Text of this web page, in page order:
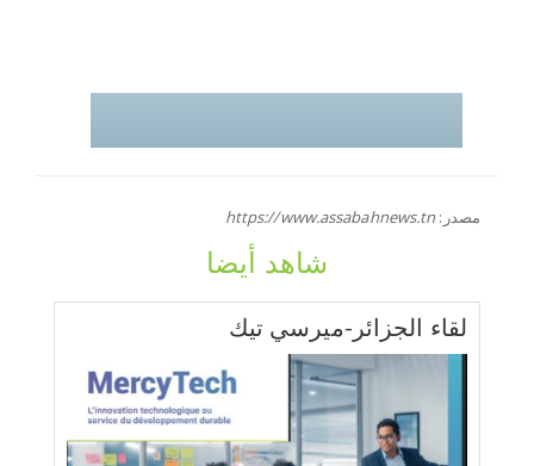
مصدر: https://www.assabahnews.tn
شاهد أيضا
لقاء الجزائر-ميرسي تيك